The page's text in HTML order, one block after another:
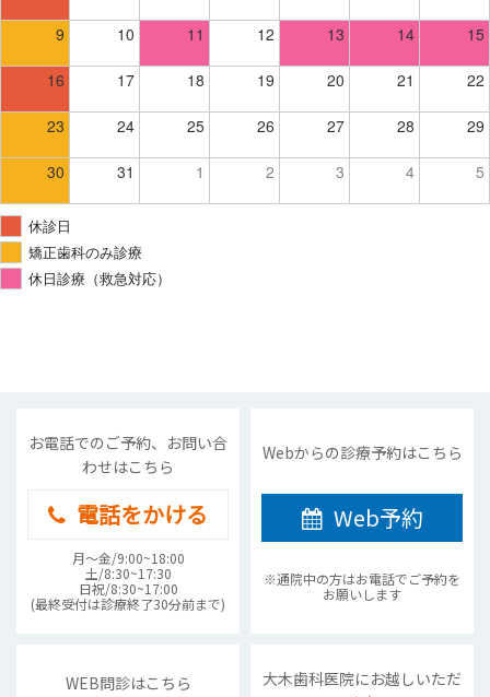
9 10 11 12 13 14 15
16 17 18 19 20 21 22
23 24 25 26 27 28 29
30 31 1 2 3 4 5
休診日
矯正歯科のみ診療
休日診療（救急対応）
お電話でのご予約、お問い合
わせはこちら
電話をかける
月〜金/9:00~18:00
土/8:30~17:30
日祝/8:30~17:00
(最終受付は診療終了30分前まで)
Webからの診療予約はこちら
Web予約
※通院中の方はお電話でご予約を
お願いします
WEB問診はこちら
大木歯科医院にお越しいただ